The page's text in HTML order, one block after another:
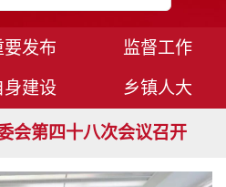
要发布
监督工作
身建设
乡镇人大
八次会议胜利闭幕
会第四十九次会议召开
会第四十八次会议召开